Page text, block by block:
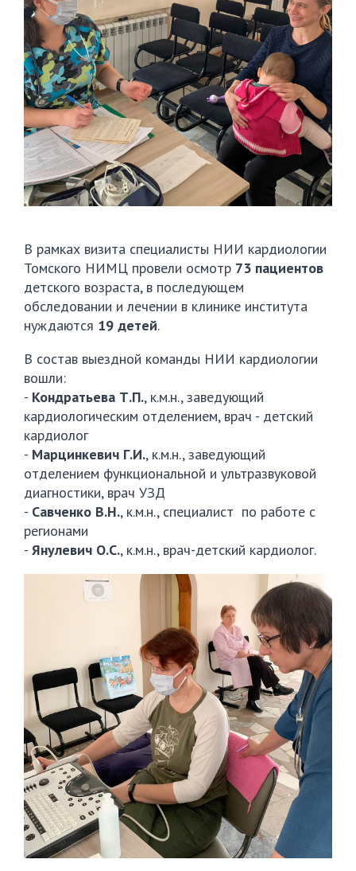
В рамках визита специалисты НИИ кардиологии
Томского НИМЦ провели осмотр 73 пациентов
детского возраста, в последующем
обследовании и лечении в клинике института
нуждаются 19 детей.
В состав выездной команды НИИ кардиологии
вошли:
- Кондратьева Т.П., к.м.н., заведующий
кардиологическим отделением, врач - детский
кардиолог
- Марцинкевич Г.И., к.м.н., заведующий
отделением функциональной и ультразвуковой
диагностики, врач УЗД
- Савченко В.Н., к.м.н., специалист по работе с
регионами
- Янулевич О.С., к.м.н., врач-детский кардиолог.